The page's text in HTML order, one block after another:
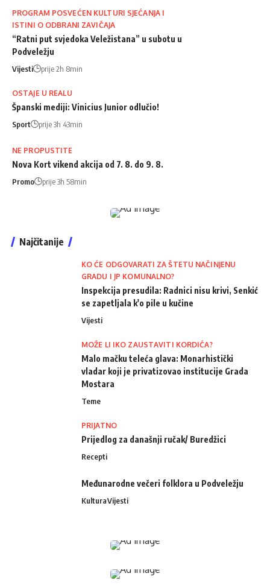
PROGRAM POSVEĆEN KULTURI SJEĆANJA I
ISTINI O ODBRANI ZAVIČAJA
“Ratni put svjedoka Veležistana” u subotu u
Podveležju
Vijesti prije 2h 8min
OSTAJE U REALU
Španski mediji: Vinicius Junior odlučio!
Sport prije 3h 43min
NE PROPUSTITE
Nova Kort vikend akcija od 7. 8. do 9. 8.
Promo prije 3h 58min
Najčitanije
KO ĆE ODGOVARATI ZA ŠTETU NAČINJENU
GRADU I JP KOMUNALNO?
Inspekcija presudila: Radnici nisu krivi, Senkić
se zapetljala k'o pile u kučine
Vijesti
MOŽE LI IKO ZAUSTAVITI KORDIĆA?
Malo mačku teleća glava: Monarhistički
vladar koji je privatizovao institucije Grada
Mostara
Teme
PRIJATNO
Prijedlog za današnji ručak/ Buredžici
Recepti
Međunarodne večeri folklora u Podveležju
KulturaVijesti